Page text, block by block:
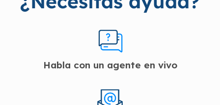
Habla con un agente en vivo